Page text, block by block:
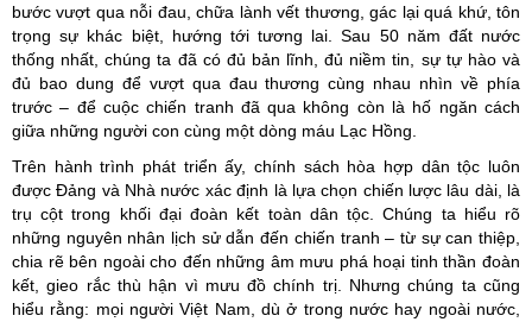
bước vượt qua nỗi đau, chữa lành vết thương, gác lại quá khứ, tôn
trọng sự khác biệt, hướng tới tương lai. Sau 50 năm đất nước
thống nhất, chúng ta đã có đủ bản lĩnh, đủ niềm tin, sự tự hào và
đủ bao dung để vượt qua đau thương cùng nhau nhìn về phía
trước – để cuộc chiến tranh đã qua không còn là hố ngăn cách
giữa những người con cùng một dòng máu Lạc Hồng.
Trên hành trình phát triển ấy, chính sách hòa hợp dân tộc luôn
được Đảng và Nhà nước xác định là lựa chọn chiến lược lâu dài, là
trụ cột trong khối đại đoàn kết toàn dân tộc. Chúng ta hiểu rõ
những nguyên nhân lịch sử dẫn đến chiến tranh – từ sự can thiệp,
chia rẽ bên ngoài cho đến những âm mưu phá hoại tinh thần đoàn
kết, gieo rắc thù hận vì mưu đồ chính trị. Nhưng chúng ta cũng
hiểu rằng: mọi người Việt Nam, dù ở trong nước hay ngoài nước,